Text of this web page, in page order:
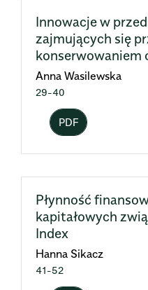
Innowacje w
zajmujących się
konserwowaniem
Anna Wasilewska
29-40
PDF
Płynność
kapitałowych
Index
Hanna Sikacz
41-52